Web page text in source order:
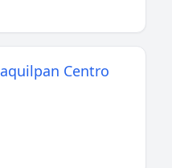
Centro